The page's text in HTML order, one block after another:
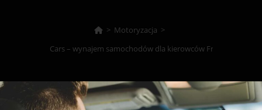
> Motoryzacja >
Bonito Cars – wynajem samochodów dla kierowców FreeNow